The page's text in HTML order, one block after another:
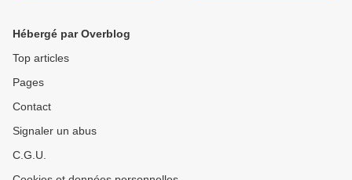
Hébergé par Overblog
Top articles
Pages
Contact
Signaler un abus
C.G.U.